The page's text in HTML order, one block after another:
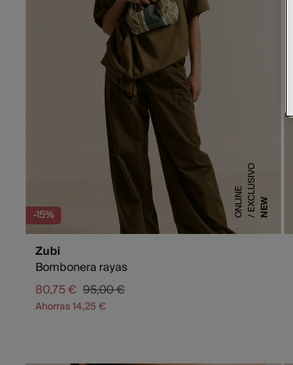
-15% NEW
E
X
C
L
U
S
I
V
O
O
N
L
I
N
E
Zubi
Bombonera rayas
80,75 € 95,00 €
Ahorras14,25 €